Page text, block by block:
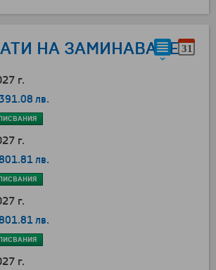
НА ЗАМИНАВАНЕ
г.
лв.
г.
лв.
г.
лв.
г.